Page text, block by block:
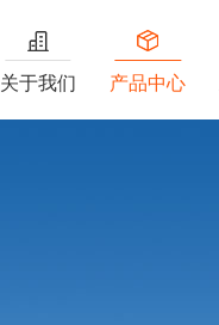
关于我们 产品中心